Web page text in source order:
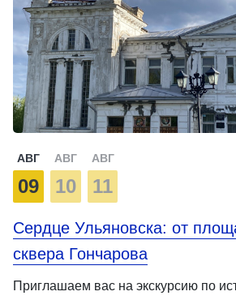
АВГ
09
АВГ
10
АВГ
11
Сердце Ульяновска: от
сквера Гончарова
Приглашаем вас на экскурсию по